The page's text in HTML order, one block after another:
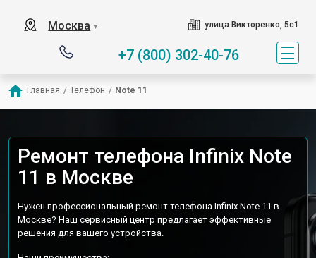
Москва ▼ улица Викторенко, 5с1
+7 (800) 302-40-76
Главная / Телефон / Note 11
Ремонт телефона Infinix Note
11 в Москве
Нужен профессиональный ремонт телефона Infinix Note 11 в
Москве? Наш сервисный центр предлагает эффективные
решения для вашего устройства.